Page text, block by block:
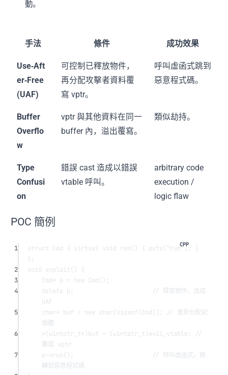
動。
手法 條件 成功效果
Use‑Aft
er‑Free
(UAF)
可控制已釋放物件，
再分配攻擊者資料覆
寫 vptr。
呼叫虛函式跳到
惡意程式碼。
Buffer
Overflo
w
vptr 與其他資料在同一
buffer 內，溢出覆寫。
類似劫持。
Type
Confusi
on
錯誤 cast 造成以錯誤
vtable 呼叫。
arbitrary code
execution /
logic flaw
POC 簡例
1 struct Cmd { virtual void run () { puts ("run"); }
};
2
void exploit () {
3
Cmd* p = new Cmd ();
4
delete p;
                      // 釋放物件，造成
UAF
5
char* buf = new char [ sizeof (Cmd)];
// 重新分配記
憶體
6
* (uintptr_t* )buf = (uintptr_t)evil_vtable;
//
覆寫 vptr
7
p->run ();
                      // 呼叫虛函式，跳
轉到惡意程式碼